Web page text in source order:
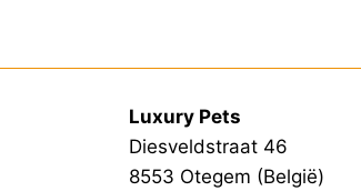
Luxury Pets
Diesveldstraat 46
8553 Otegem (België)